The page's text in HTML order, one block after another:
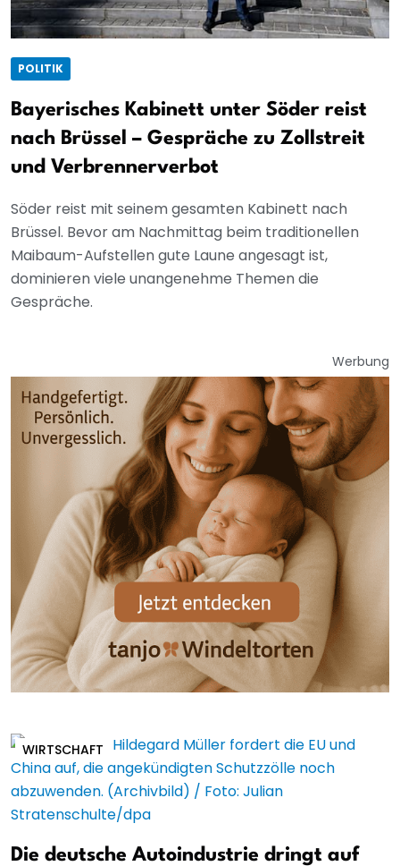
POLITIK
Bayerisches Kabinett unter Söder reist
nach Brüssel – Gespräche zu Zollstreit
und Verbrennerverbot
Söder reist mit seinem gesamten Kabinett nach
Brüssel. Bevor am Nachmittag beim traditionellen
Maibaum-Aufstellen gute Laune angesagt ist,
dominieren viele unangenehme Themen die
Gespräche.
Werbung
WIRTSCHAFT
Die deutsche Autoindustrie dringt auf